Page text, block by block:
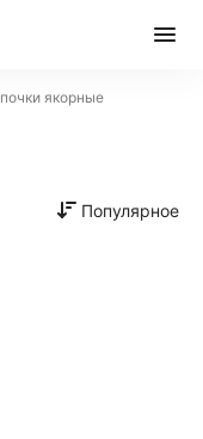
якорные
Популярное